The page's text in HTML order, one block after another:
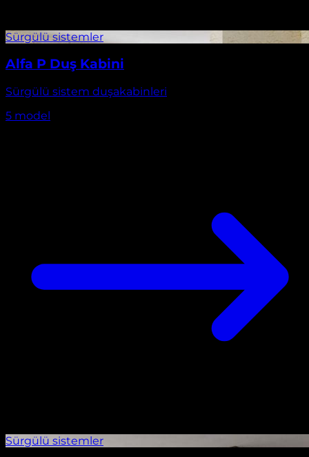
Alfa P Duş Kabini
Sürgülü sistem duşakabinleri
5 model